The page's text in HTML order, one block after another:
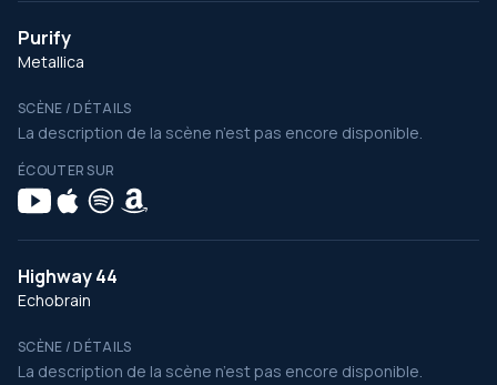
Purify
Metallica
SCÈNE / DÉTAILS
La description de la scène n’est pas encore disponible.
ÉCOUTER SUR
Highway 44
Echobrain
SCÈNE / DÉTAILS
La description de la scène n’est pas encore disponible.